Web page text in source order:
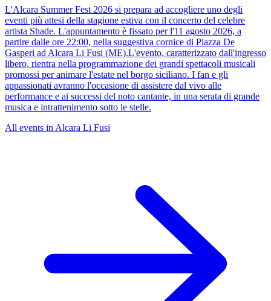
L'Alcara Summer Fest 2026 si prepara ad accogliere uno degli
eventi più attesi della stagione estiva con il concerto del celebre
artista Shade. L'appuntamento è fissato per l'11 agosto 2026, a
partire dalle ore 22:00, nella suggestiva cornice di Piazza De
Gasperi ad Alcara Li Fusi (ME).L'evento, caratterizzato dall'ingresso
libero, rientra nella programmazione dei grandi spettacoli musicali
promossi per animare l'estate nel borgo siciliano. I fan e gli
appassionati avranno l'occasione di assistere dal vivo alle
performance e ai successi del noto cantante, in una serata di grande
musica e intrattenimento sotto le stelle.
All events in Alcara Li Fusi